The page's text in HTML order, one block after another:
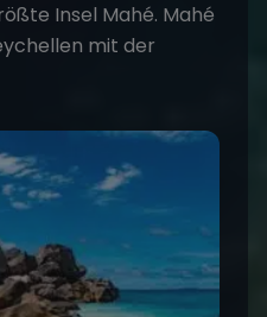
Insel Mahé. Mahé
mit der